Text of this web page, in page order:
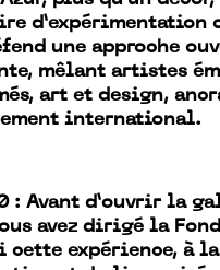
d’expérimentation
une approche
mêlant artistes
art et design,
international.
: Avant d’ouvrir la
avez dirigé la
cette expérience, à